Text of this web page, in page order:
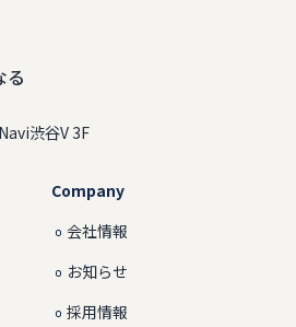
る
渋谷V 3F
Company
会社情報
お知らせ
採用情報